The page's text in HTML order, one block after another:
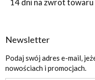
14 dni na zwrot towaru
Newsletter
Podaj swój adres e-mail,
nowościach i promocjach.